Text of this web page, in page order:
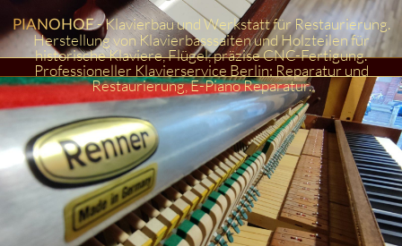
PIANOHOF- Klavierbau und Werkstatt für Restaurierung.
Herstellung von Klavierbasssaiten und Holzteilen für
historische Klaviere, Flügel, präzise CNC-Fertigung.
Professioneller Klavierservice Berlin: Reparatur und
Restaurierung, E-Piano Reparatur.